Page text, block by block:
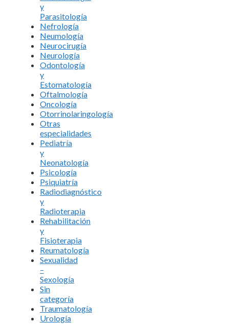
y
Parasitología
Nefrología
Neumología
Neurocirugía
Neurología
Odontología
y
Estomatología
Oftalmología
Oncología
Otorrinolaringología
Otras
especialidades
Pediatría
y
Neonatología
Psicología
Psiquiatría
Radiodiagnóstico
y
Radioterapia
Rehabilitación
y
Fisioterapia
Reumatología
Sexualidad
–
Sexología
Sin
categoría
Traumatología
Urología